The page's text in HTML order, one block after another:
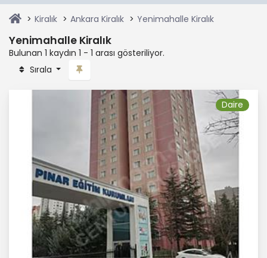
Kiralık Ankara Kiralık Yenimahalle Kiralık
Yenimahalle Kiralık
Bulunan 1 kaydın 1 - 1 arası gösteriliyor.
Sırala
Daire